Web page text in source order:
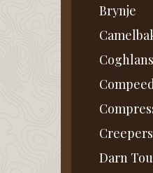
Brynje
Coghlans
Creepers
Darn